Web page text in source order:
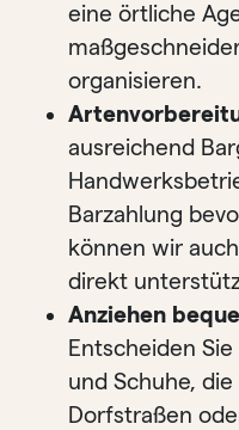
eine örtliche
organisieren.
ausreichend
Barzahlung
können wir
direkt
Anziehen
Entscheiden
und Schuhe,
Dorfstraßen